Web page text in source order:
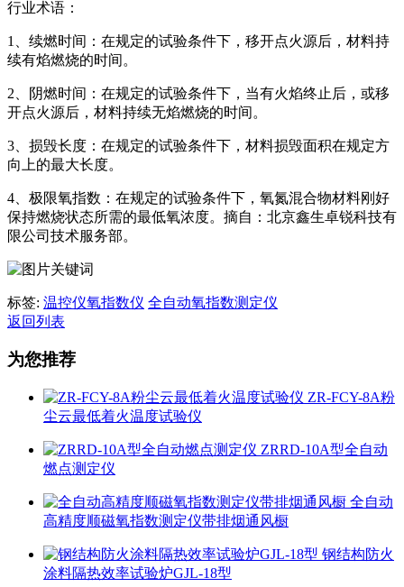
行业术语：
1、续燃时间：在规定的试验条件下，移开点火源后，材料持
续有焰燃烧的时间。
2、阴燃时间：在规定的试验条件下，当有火焰终止后，或移
开点火源后，材料持续无焰燃烧的时间。
3、损毁长度：在规定的试验条件下，材料损毁面积在规定方
向上的最大长度。
4、极限氧指数：在规定的试验条件下，氧氮混合物材料刚好
保持燃烧状态所需的最低氧浓度。摘自：北京鑫生卓锐科技有
限公司技术服务部。
标签: 温控仪氧指数仪 全自动氧指数测定仪
返回列表
为您推荐
ZR-FCY-8A粉
尘云最低着火温度试验仪
ZRRD-10A型全自动
燃点测定仪
全自动
高精度顺磁氧指数测定仪带排烟通风橱
钢结构防火
涂料隔热效率试验炉GJL-18型